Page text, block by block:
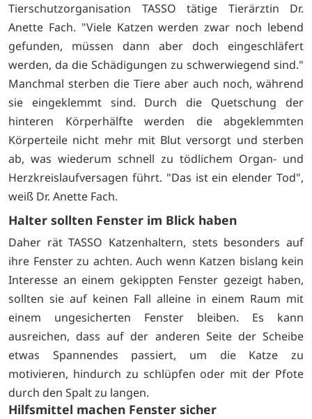
Tierschutzorganisation TASSO tätige Tierärztin Dr.
Anette Fach. "Viele Katzen werden zwar noch lebend
gefunden, müssen dann aber doch eingeschläfert
werden, da die Schädigungen zu schwerwiegend sind."
Manchmal sterben die Tiere aber auch noch, während
sie eingeklemmt sind. Durch die Quetschung der
hinteren Körperhälfte werden die abgeklemmten
Körperteile nicht mehr mit Blut versorgt und sterben
ab, was wiederum schnell zu tödlichem Organ- und
Herzkreislaufversagen führt. "Das ist ein elender Tod",
weiß Dr. Anette Fach.
Halter sollten Fenster im Blick haben
Daher rät TASSO Katzenhaltern, stets besonders auf
ihre Fenster zu achten. Auch wenn Katzen bislang kein
Interesse an einem gekippten Fenster gezeigt haben,
sollten sie auf keinen Fall alleine in einem Raum mit
einem ungesicherten Fenster bleiben. Es kann
ausreichen, dass auf der anderen Seite der Scheibe
etwas Spannendes passiert, um die Katze zu
motivieren, hindurch zu schlüpfen oder mit der Pfote
durch den Spalt zu langen.
Hilfsmittel machen Fenster sicher